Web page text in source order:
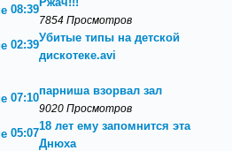
08:39
7854 Просмотров
02:39
Убитые типы на детской
дискотеке.avi
07:10
парниша взорвал зал
9020 Просмотров
05:07
18 лет ему запомнится эта
Днюха